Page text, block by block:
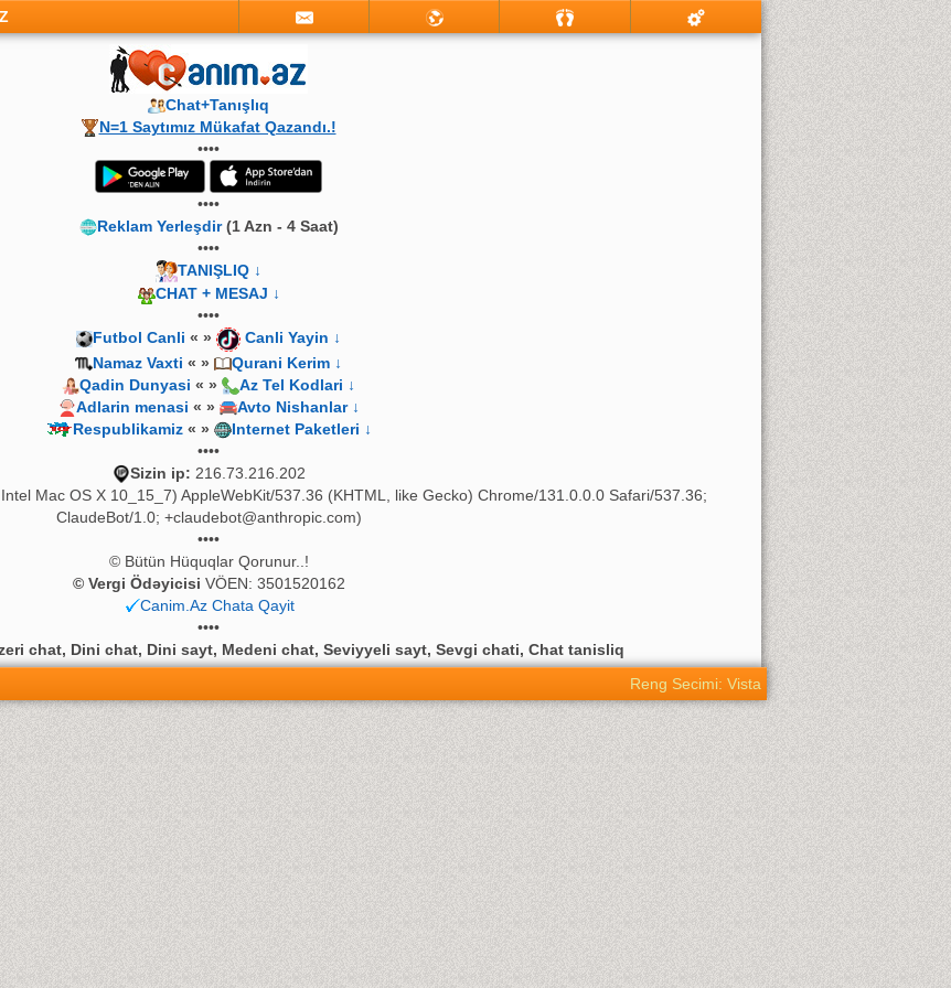
Chat+Tanışlıq
N=1 Saytımız Mükafat Qazandı.!
••••
••••
Reklam Yerleşdir(1 Azn - 4 Saat)
••••
TANIŞLIQ ↓
CHAT + MESAJ ↓
••••
Futbol Canli « »
Canli Yayin ↓
Namaz Vaxti « »
Qurani Kerim ↓
Qadin Dunyasi « »
Az Tel Kodlari ↓
Adlarin menasi « »
Avto Nishanlar ↓
Respublikamiz« »
Internet Paketleri ↓
••••
Sizin ip: 216.73.216.202
Mac OS X 10_15_7) AppleWebKit/537.36 (KHTML, like Gecko) Chrome/131.0.0.0 Safari/537.36;
ClaudeBot/1.0; +claudebot@anthropic.com)
••••
© Bütün Hüquqlar Qorunur..!
© Vergi Ödəyicisi VÖEN: 3501520162
Canim.Az Chata Qayit
••••
chat, Dini chat, Dini sayt, Medeni chat, Seviyyeli sayt, Sevgi chati, Chat tanisliq
Reng Secimi: Vista